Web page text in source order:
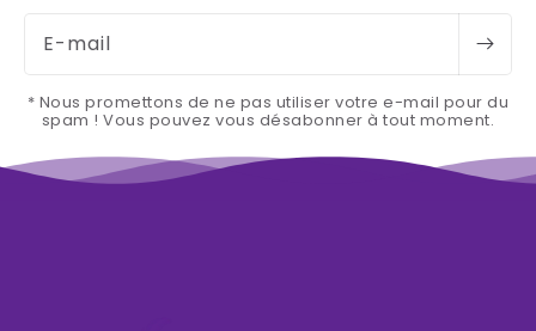
E-mail
* Nous promettons de ne pas utiliser votre e-mail pour du
spam ! Vous pouvez vous désabonner à tout moment.